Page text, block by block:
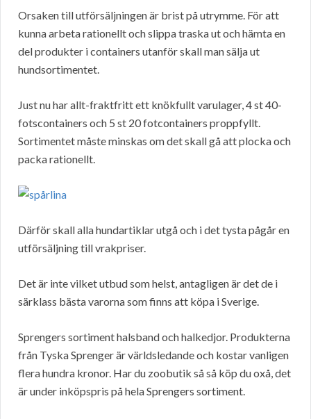
Orsaken till utförsäljningen är brist på utrymme. För att
kunna arbeta rationellt och slippa traska ut och hämta en
del produkter i containers utanför skall man sälja ut
hundsortimentet.
Just nu har allt-fraktfritt ett knökfullt varulager, 4 st 40-
fotscontainers och 5 st 20 fotcontainers proppfyllt.
Sortimentet måste minskas om det skall gå att plocka och
packa rationellt.
Därför skall alla hundartiklar utgå och i det tysta pågår en
utförsäljning till vrakpriser.
Det är inte vilket utbud som helst, antagligen är det de i
särklass bästa varorna som finns att köpa i Sverige.
Sprengers sortiment halsband och halkedjor. Produkterna
från Tyska Sprenger är världsledande och kostar vanligen
flera hundra kronor. Har du zoobutik så så köp du oxå, det
är under inköpspris på hela Sprengers sortiment.